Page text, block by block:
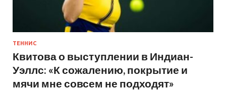
ТЕННИС
Квитова о выступлении в Индиан-
Уэллс: «К сожалению, покрытие и
мячи мне совсем не подходят»